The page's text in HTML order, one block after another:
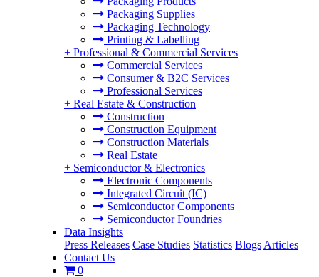
Packaging Supplies
Packaging Technology
Printing & Labelling
+ Professional & Commercial Services
Commercial Services
Consumer & B2C Services
Professional Services
+ Real Estate & Construction
Construction
Construction Equipment
Construction Materials
Real Estate
+ Semiconductor & Electronics
Electronic Components
Integrated Circuit (IC)
Semiconductor Components
Semiconductor Foundries
Data Insights
Press Releases Case Studies Statistics Blogs Articles
Contact Us
0